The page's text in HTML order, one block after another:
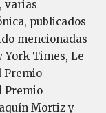
varias
publicados
mencionadas
York Times, Le
Premio
Premio
Mortiz y